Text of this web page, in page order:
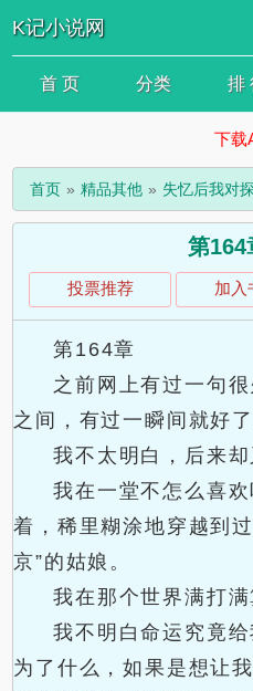
K记小说网
首 页 分类 排
下载
首页 精品其他 失忆后我对
第164
投票推荐 加入
第164章
之前网上有过一句
之间，有过一瞬间就好了
我不太明白，后来却
我在一堂不怎么喜
着，稀里糊涂地穿越到
京”的姑娘。
我在那个世界满打
我不明白命运究竟
为了什么，如果是想让